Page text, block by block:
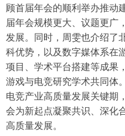
顾首届年会的顺利举办推动
届年会规模更大、议题更广
发展。同时，周雯也介绍了
科优势，以及数字媒体系在
项目、学术平台搭建等成果
游戏与电竞研究学术共同体
电竞产业高质量发展关键期
会为新起点凝聚共识、深化
高质量发展。